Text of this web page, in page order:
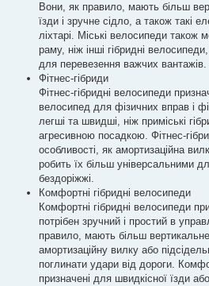
Вони, як правило, мають більш
їзди і зручне сідло, а також такі
ліхтарі. Міські велосипеди
раму, ніж інші гібридні
для перевезення важчих вантажів.
Фітнес-гібриди
Фітнес-гібридні велосипеди
велосипед для фізичних вправ і
легші та швидші, ніж приміські
агресивною посадкою. Фітнес-
особливості, як амортизаційна
робить їх більш універсальними
бездоріжжі.
Комфортні гібридні велосипеди
Комфортні гібридні велосипеди
потрібен зручний і простий в
правило, мають більш
амортизаційну вилку або
поглинати удари від дороги.
призначені для швидкісної їзди